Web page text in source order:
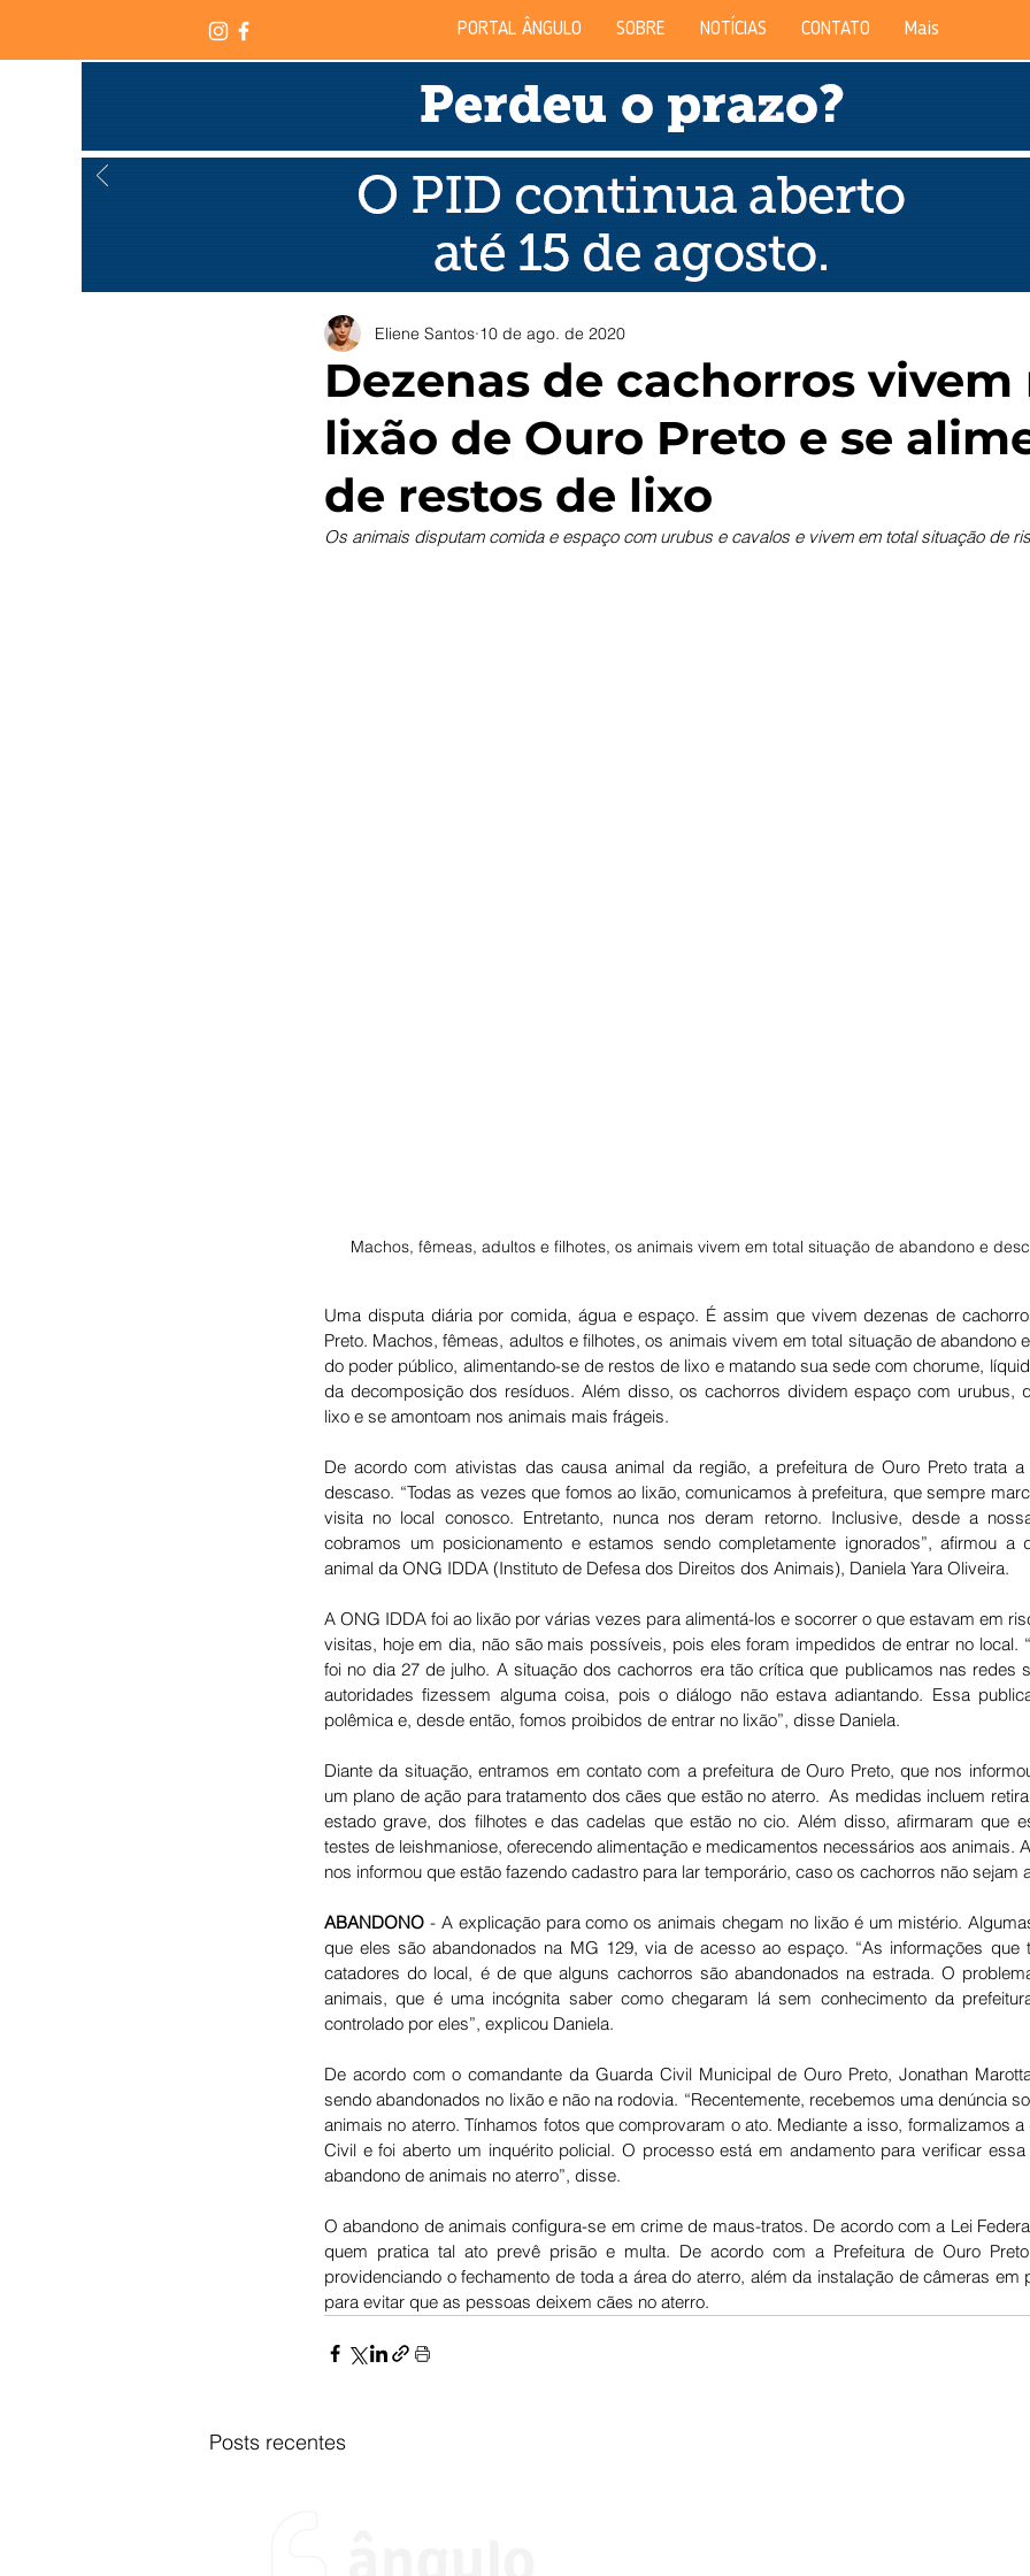
PORTAL ÂNGULO SOBRE NOTÍCIAS CONTATO Mais
Dezenas de cachorros vivem
lixão de Ouro Preto e se
de restos de lixo
Eliene Santos 10 de ago. de 2020
Os animais disputam comida e espaço com urubus e cavalos e vivem em total situação de
Machos, fêmeas, adultos e filhotes, os animais vivem em total situação de abandono e
Uma disputa diária por comida, água e espaço. É assim que vivem dezenas de
Preto. Machos, fêmeas, adultos e filhotes, os animais vivem em total situação de abandono
do poder público, alimentando-se de restos de lixo e matando sua sede com chorume,
da decomposição dos resíduos. Além disso, os cachorros dividem espaço com urubus,
lixo e se amontoam nos animais mais frágeis.
De acordo com ativistas das causa animal da região, a prefeitura de Ouro Preto trata
descaso. “Todas as vezes que fomos ao lixão, comunicamos à prefeitura, que sempre
visita no local conosco. Entretanto, nunca nos deram retorno. Inclusive, desde a
cobramos um posicionamento e estamos sendo completamente ignorados”, afirmou a
animal da ONG IDDA (Instituto de Defesa dos Direitos dos Animais), Daniela Yara Oliveira.
A ONG IDDA foi ao lixão por várias vezes para alimentá-los e socorrer o que estavam em
visitas, hoje em dia, não são mais possíveis, pois eles foram impedidos de entrar no local.
foi no dia 27 de julho. A situação dos cachorros era tão crítica que publicamos nas redes
autoridades fizessem alguma coisa, pois o diálogo não estava adiantando. Essa
polêmica e, desde então, fomos proibidos de entrar no lixão”, disse Daniela.
Diante da situação, entramos em contato com a prefeitura de Ouro Preto, que nos
um plano de ação para tratamento dos cães que estão no aterro.  As medidas incluem
estado grave, dos filhotes e das cadelas que estão no cio. Além disso, afirmaram que
testes de leishmaniose, oferecendo alimentação e medicamentos necessários aos animais.
nos informou que estão fazendo cadastro para lar temporário, caso os cachorros não sejam
ABANDONO - A explicação para como os animais chegam no lixão é um mistério.
que eles são abandonados na MG 129, via de acesso ao espaço. “As informações que
catadores do local, é de que alguns cachorros são abandonados na estrada. O
animais, que é uma incógnita saber como chegaram lá sem conhecimento da
controlado por eles”, explicou Daniela.
De acordo com o comandante da Guarda Civil Municipal de Ouro Preto, Jonathan
sendo abandonados no lixão e não na rodovia. “Recentemente, recebemos uma denúncia
animais no aterro. Tínhamos fotos que comprovaram o ato. Mediante a isso, formalizamos a
Civil e foi aberto um inquérito policial. O processo está em andamento para verificar
abandono de animais no aterro”, disse.
O abandono de animais configura-se em crime de maus-tratos. De acordo com a Lei
quem pratica tal ato prevê prisão e multa. De acordo com a Prefeitura de Ouro
providenciando o fechamento de toda a área do aterro, além da instalação de câmeras em
para evitar que as pessoas deixem cães no aterro.
Posts recentes